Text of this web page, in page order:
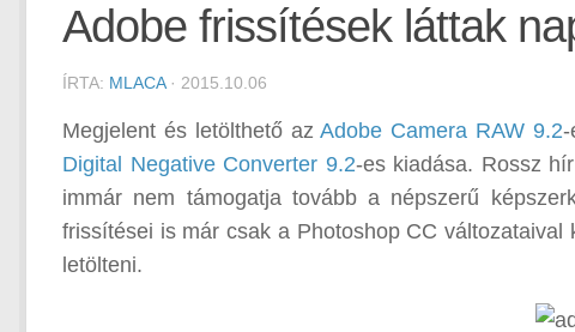
Adobe frissítések láttak
ÍRTA: MLACA· 2015.10.06
Megjelent és letölthető azAdobe Camera RAW 9.2-
Digital Negative Converter 9.2-es kiadása. Rossz
immár nem támogatja tovább a népszerű
frissítései is már csak a Photoshop CC
letölteni.